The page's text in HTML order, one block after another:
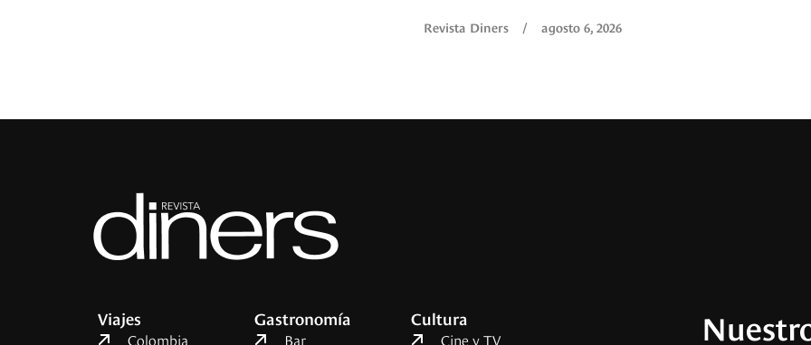
Revista Diners / agosto 6, 2026
Viajes
Colombia
Gastronomía
Bar
Cultura
Cine y TV